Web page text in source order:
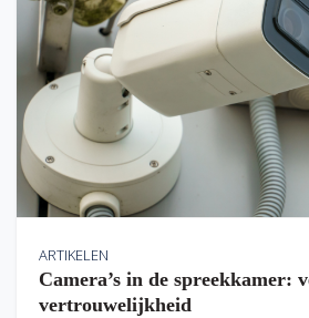
ARTIKELEN
Camera’s in de spreekkamer:
vertrouwelijkheid